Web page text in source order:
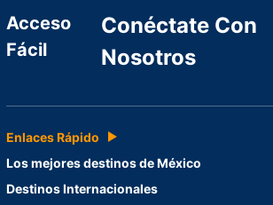
Acceso
Fácil
Conéctate Con
Nosotros
Enlaces Rápido
Los mejores destinos de México
Destinos Internacionales